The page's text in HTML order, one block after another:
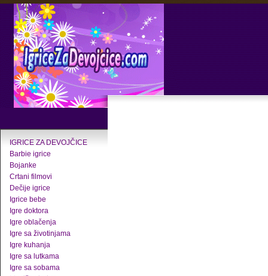
IGRICE ZA DEVOJČICE
Barbie igrice
Bojanke
Crtani filmovi
Dečije igrice
Igrice bebe
Igre doktora
Igre oblačenja
Igre sa životinjama
Igre kuhanja
Igre sa lutkama
Igre sa sobama